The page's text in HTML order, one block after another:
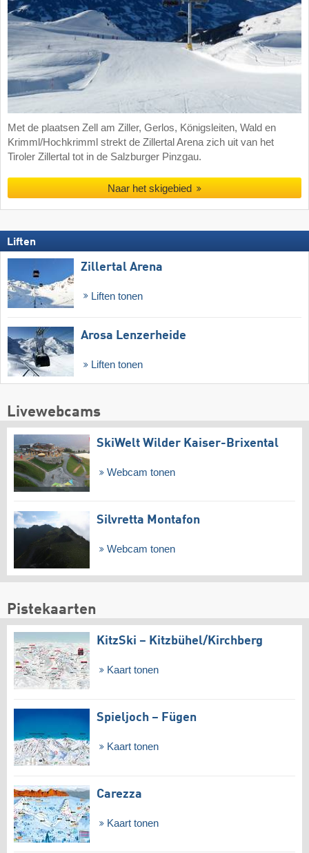
Met de plaatsen Zell am Ziller, Gerlos, Königsleiten, Wald en
Krimml/Hochkrimml strekt de Zillertal Arena zich uit van het
Tiroler Zillertal tot in de Salzburger Pinzgau.
Naar het skigebied
Liften
Zillertal Arena
Liften tonen
Arosa Lenzerheide
Liften tonen
Livewebcams
SkiWelt Wilder Kaiser-Brixental
Webcam tonen
Silvretta Montafon
Webcam tonen
Pistekaarten
KitzSki – Kitzbühel/​Kirchberg
Kaart tonen
Spieljoch – Fügen
Kaart tonen
Carezza
Kaart tonen